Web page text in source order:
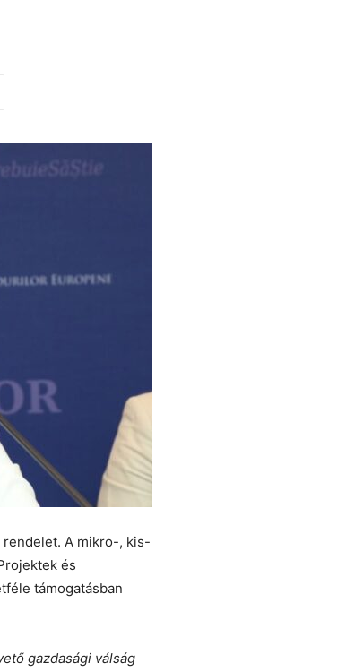
rendelet. A mikro-, kis-
és
támogatásban
gazdasági válság